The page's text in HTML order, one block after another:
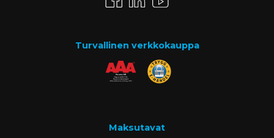
Turvallinen verkkokauppa
Maksutavat